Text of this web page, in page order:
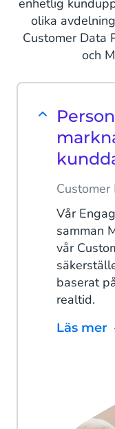
enhetlig
olika
Customer Data
och
Vår
samman
vår
baserat
realtid.
Läs mer